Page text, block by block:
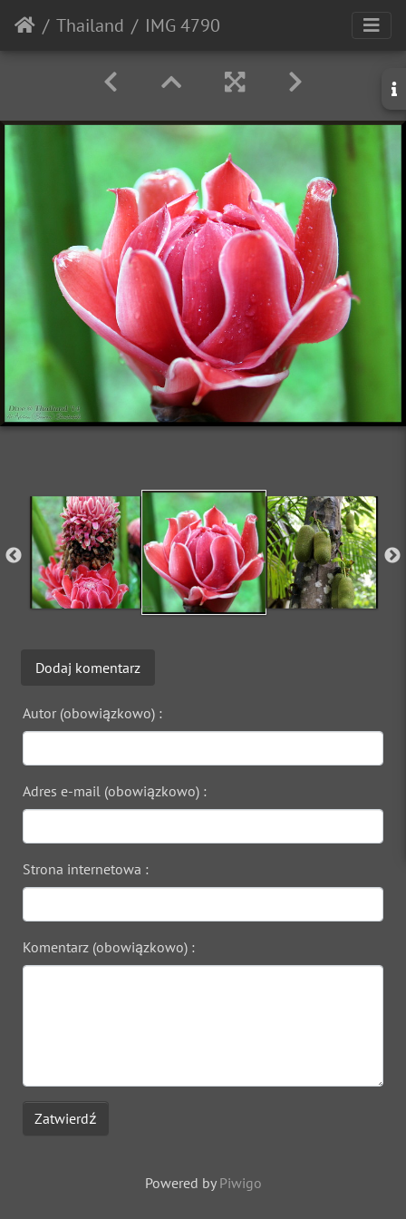
Thailand IMG 4790
Dodaj komentarz
Autor (obowiązkowo) :
Adres e-mail (obowiązkowo) :
Strona internetowa :
Komentarz (obowiązkowo) :
Zatwierdź
Powered by Piwigo